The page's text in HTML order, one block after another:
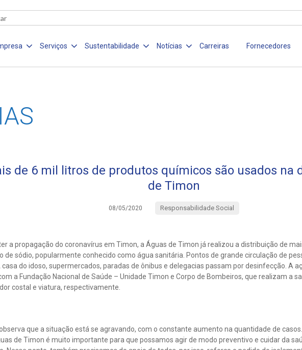
Serviços Sustentabilidade Notícias Carreiras Fornecedores
de 6 mil litros de produtos químicos são usados na
de Timon
08/05/2020 Responsabilidade Social
a propagação do coronavírus em Timon, a Águas de Timon já realizou a distribuição de
de sódio, popularmente conhecido como água sanitária. Pontos de grande circulação de
casa do idoso, supermercados, paradas de ônibus e delegacias passam por desinfecção. A
a Fundação Nacional de Saúde – Unidade Timon e Corpo de Bombeiros, que realizam a
costal e viatura, respectivamente.
que a situação está se agravando, com o constante aumento na quantidade de
de Timon é muito importante para que possamos agir de modo preventivo e cuidar da